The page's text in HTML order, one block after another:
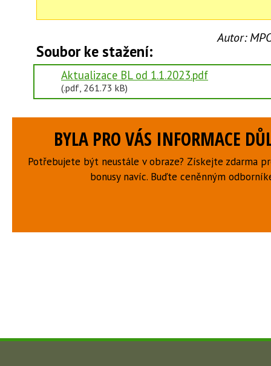
Autor:
Soubor ke stažení:
Aktualizace BL od 1.1.2023.pdf
(.pdf, 261.73 kB)
BYLA PRO VÁS INFORMACE
Potřebujete být neustále v obraze? Získejte zdarma
bonusy navíc. Buďte ceněnným